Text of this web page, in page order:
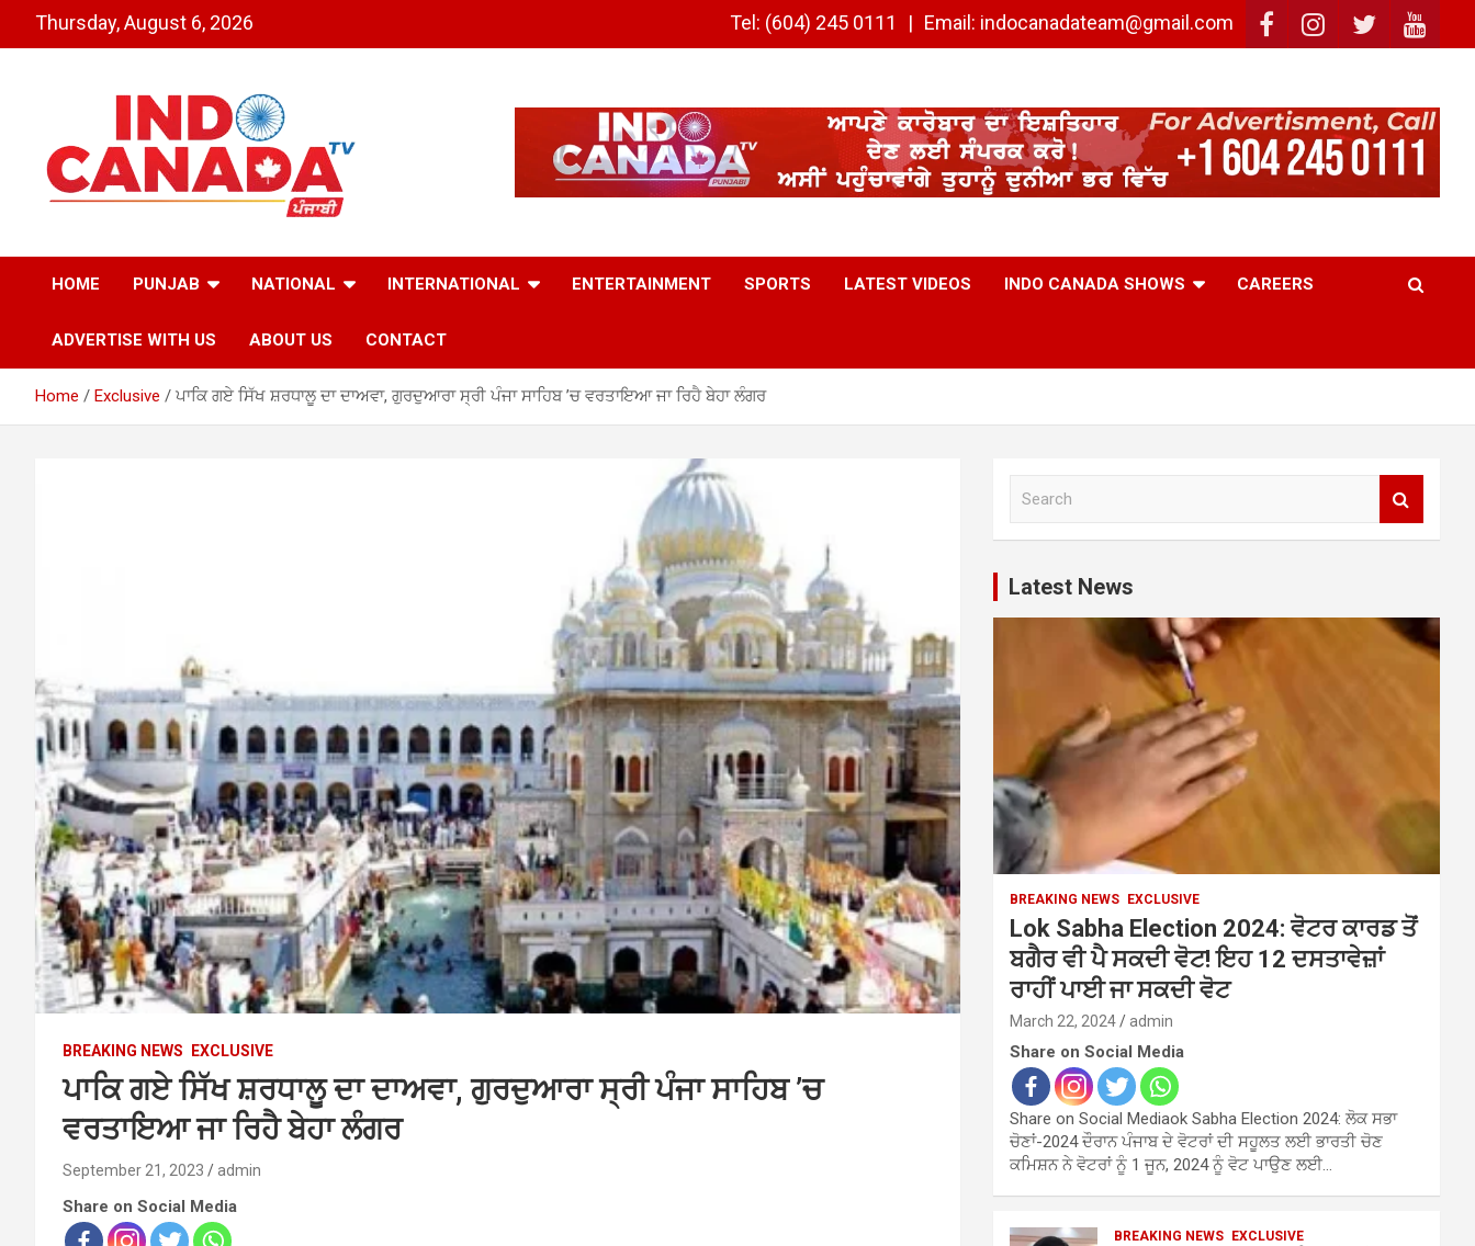
Thursday, August 6, 2026 Tel: (604) 245 0111 Email: indocanadateam@gmail.com
Indo Canada TV – The
Canada News Channel
HOME PUNJAB NATIONAL INTERNATIONAL ENTERTAINMENT SPORTS LATEST VIDEOS INDO CANADA SHOWS CAREERS
ADVERTISE WITH US ABOUT US CONTACT
Home Exclusive ਪਾਕਿ ਗਏ ਸਿੱਖ ਸ਼ਰਧਾਲੂ ਦਾ ਦਾਅਵਾ, ਗੁਰਦੁਆਰਾ ਸ੍ਰੀ ਪੰਜਾ ਸਾਹਿਬ ’ਚ ਵਰਤਾਇਆ ਜਾ ਰਿਹੈ ਬੇਹਾ ਲੰਗਰ
BREAKING NEWS EXCLUSIVE
ਪਾਕਿ ਗਏ ਸਿੱਖ ਸ਼ਰਧਾਲੂ ਦਾ ਦਾਅਵਾ, ਗੁਰਦੁਆਰਾ ਸ੍ਰੀ ਪੰਜਾ ਸਾਹਿਬ ’ਚ
ਵਰਤਾਇਆ ਜਾ ਰਿਹੈ ਬੇਹਾ ਲੰਗਰ
September 21, 2023 admin
Share on Social Media
c
h
Latest News
BREAKING NEWS EXCLUSIVE
Lok Sabha Election 2024: ਵੋਟਰ ਕਾਰਡ ਤੋਂ
ਬਗੈਰ ਵੀ ਪੈ ਸਕਦੀ ਵੋਟ! ਇਹ 12 ਦਸਤਾਵੇਜ਼ਾਂ
ਰਾਹੀਂ ਪਾਈ ਜਾ ਸਕਦੀ ਵੋਟ
March 22, 2024 admin
Share on Social Media
Share on Social Mediaok Sabha Election 2024: ਲੋਕ ਸਭਾ
ਚੋਣਾਂ-2024 ਦੌਰਾਨ ਪੰਜਾਬ ਦੇ ਵੋਟਰਾਂ ਦੀ ਸਹੂਲਤ ਲਈ ਭਾਰਤੀ ਚੋਣ
ਕਮਿਸ਼ਨ ਨੇ ਵੋਟਰਾਂ ਨੂੰ 1 ਜੂਨ, 2024 ਨੂੰ ਵੋਟ ਪਾਉਣ ਲਈ…
BREAKING NEWS EXCLUSIVE